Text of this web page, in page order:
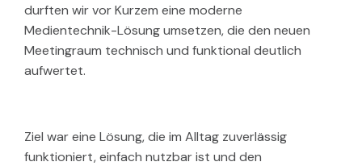
durften wir vor Kurzem eine moderne
Medientechnik-Lösung umsetzen, die den neuen
Meetingraum technisch und funktional deutlich
aufwertet.
Ziel war eine Lösung, die im Alltag zuverlässig
funktioniert, einfach nutzbar ist und den